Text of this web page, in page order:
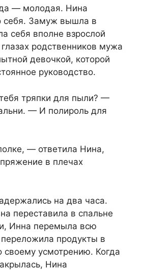
— молодая. Нина
себя. Замуж вышла в
себя вполне взрослой
родственников мужа
девочкой, которой
руководство.
тряпки для пыли? —
— И полироль для
— ответила Нина,
в плечах
на два часа.
переставила в спальне
Инна перемыла всю
продукты в
своему усмотрению. Когда
Нина